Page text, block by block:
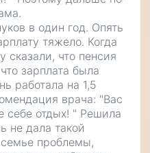
в один год. Опять
тяжело. Когда
сказали, что пенсия
зарплата была
работала на 1,5
врача: "Вас
себе отдых! " Решила
не дала такой
проблемы,